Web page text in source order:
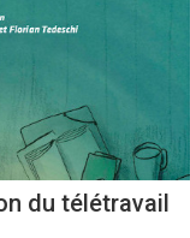
du télétravail